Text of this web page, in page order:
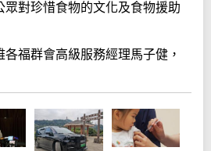
眾對珍惜食物的文化及食物援助
福群會高級服務經理馬子健，